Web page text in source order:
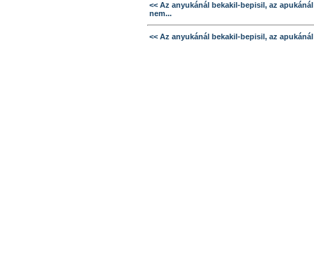
<< Az anyukánál bekakil-bepisil, az apukánál
nem...
<< Az anyukánál bekakil-bepisil, az